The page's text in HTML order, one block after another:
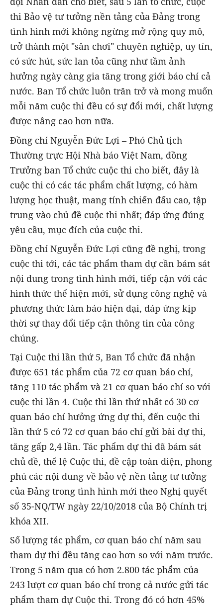
thi Bảo vệ tư tưởng nền tảng của Đảng trong
tình hình mới không ngừng mở rộng quy mô,
trở thành một "sân chơi" chuyên nghiệp, uy tín,
có sức hút, sức lan tỏa cũng như tầm ảnh
hưởng ngày càng gia tăng trong giới báo chí cả
nước. Ban Tổ chức luôn trăn trở và mong muốn
mỗi năm cuộc thi đều có sự đổi mới, chất lượng
được nâng cao hơn nữa.
Đồng chí Nguyễn Đức Lợi – Phó Chủ tịch
Thường trực Hội Nhà báo Việt Nam, đồng
Trưởng ban Tổ chức cuộc thi cho biết, đây là
cuộc thi có các tác phẩm chất lượng, có hàm
lượng học thuật, mang tính chiến đấu cao, tập
trung vào chủ đề cuộc thi nhất; đáp ứng đúng
yêu cầu, mục đích của cuộc thi.
Đồng chí Nguyễn Đức Lợi cũng đề nghị, trong
cuộc thi tới, các tác phẩm tham dự cần bám sát
nội dung trong tình hình mới, tiếp cận với các
hình thức thể hiện mới, sử dụng công nghệ và
phương thức làm báo hiện đại, đáp ứng kịp
thời sự thay đổi tiếp cận thông tin của công
chúng.
Tại Cuộc thi lần thứ 5, Ban Tổ chức đã nhận
được 651 tác phẩm của 72 cơ quan báo chí,
tăng 110 tác phẩm và 21 cơ quan báo chí so với
cuộc thi lần 4. Cuộc thi lần thứ nhất có 30 cơ
quan báo chí hưởng ứng dự thi, đến cuộc thi
lần thứ 5 có 72 cơ quan báo chí gửi bài dự thi,
tăng gấp 2,4 lần. Tác phẩm dự thi đã bám sát
chủ đề, thể lệ Cuộc thi, đề cập toàn diện, phong
phú các nội dung về bảo vệ nền tảng tư tưởng
của Đảng trong tình hình mới theo Nghị quyết
số 35-NQ/TW ngày 22/10/2018 của Bộ Chính trị
khóa XII.
Số lượng tác phẩm, cơ quan báo chí năm sau
tham dự thi đều tăng cao hơn so với năm trước.
Trong 5 năm qua có hơn 2.800 tác phẩm của
243 lượt cơ quan báo chí trong cả nước gửi tác
phẩm tham dự Cuộc thi. Trong đó có hơn 45%